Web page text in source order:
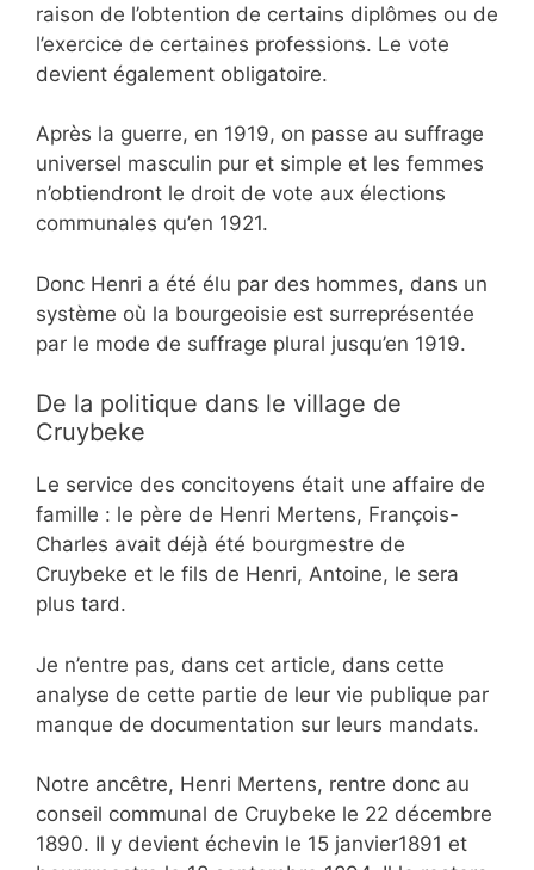
raison de l’obtention de certains diplômes ou de
l’exercice de certaines professions. Le vote
devient également obligatoire.
Après la guerre, en 1919, on passe au suffrage
universel masculin pur et simple et les femmes
n’obtiendront le droit de vote aux élections
communales qu’en 1921.
Donc Henri a été élu par des hommes, dans un
système où la bourgeoisie est surreprésentée
par le mode de suffrage plural jusqu’en 1919.
De la politique dans le village de
Cruybeke
Le service des concitoyens était une affaire de
famille : le père de Henri Mertens, François-
Charles avait déjà été bourgmestre de
Cruybeke et le fils de Henri, Antoine, le sera
plus tard.
Je n’entre pas, dans cet article, dans cette
analyse de cette partie de leur vie publique par
manque de documentation sur leurs mandats.
Notre ancêtre, Henri Mertens, rentre donc au
conseil communal de Cruybeke le 22 décembre
1890. Il y devient échevin le 15 janvier1891 et